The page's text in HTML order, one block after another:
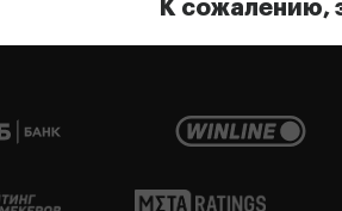
К сожалению,